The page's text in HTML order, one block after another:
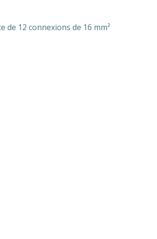
12 connexions de 16 mm²